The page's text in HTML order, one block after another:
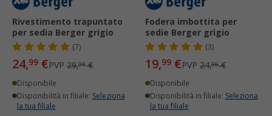
Rivestimento trapuntato
per sedia Berger grigio
(7)
24,99 €PVP 29,99€
Disponibile
Disponibilità in filiale: Seleziona
la tua filiale
Fodera imbottita per
sedie Berger grigio
(3)
19,99 €PVP 24,99€
Disponibile
Disponibilità in filiale: Seleziona
la tua filiale